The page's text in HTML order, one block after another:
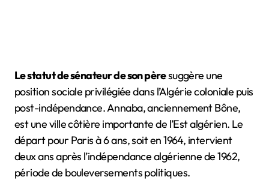
Le statut de sénateur de son pèresuggère une
position sociale privilégiée dans l’Algérie coloniale puis
post-indépendance. Annaba, anciennement Bône,
est une ville côtière importante de l’Est algérien. Le
départ pour Paris à 6 ans, soit en 1964, intervient
deux ans après l’indépendance algérienne de 1962,
période de bouleversements politiques.